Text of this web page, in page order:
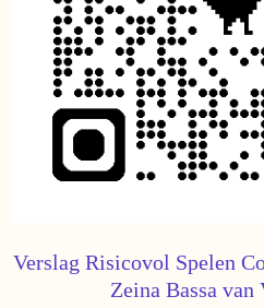
Verslag Risicovol Spelen
Zeina Bassa